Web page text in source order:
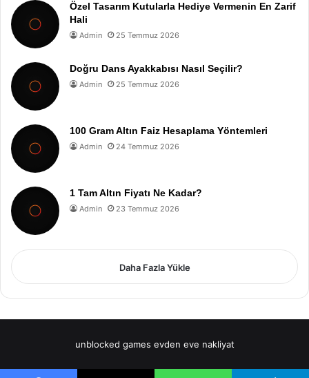
Özel Tasarım Kutularla Hediye Vermenin En Zarif
Hali
Admin 25 Temmuz 2026
Doğru Dans Ayakkabısı Nasıl Seçilir?
Admin 25 Temmuz 2026
100 Gram Altın Faiz Hesaplama Yöntemleri
Admin 24 Temmuz 2026
1 Tam Altın Fiyatı Ne Kadar?
Admin 23 Temmuz 2026
Daha Fazla Yükle
unblocked games evden eve nakliyat